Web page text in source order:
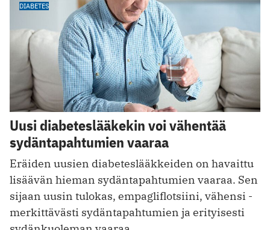
DIABETES
Uusi diabeteslääkekin voi vähentää
sydäntapahtumien vaaraa
Eräiden uusien diabeteslääkkeiden on havaittu
lisäävän hieman sydäntapahtumien vaaraa. Sen
sijaan uusin tulokas, empagliflotsiini, vähensi ­
merkittävästi sydäntapahtumien ja erityisesti